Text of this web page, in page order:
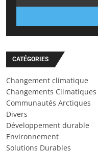
CATÉGORIES
Changement climatique
Changements Climatiques
Communautés Arctiques
Divers
Développement durable
Environnement
Solutions Durables